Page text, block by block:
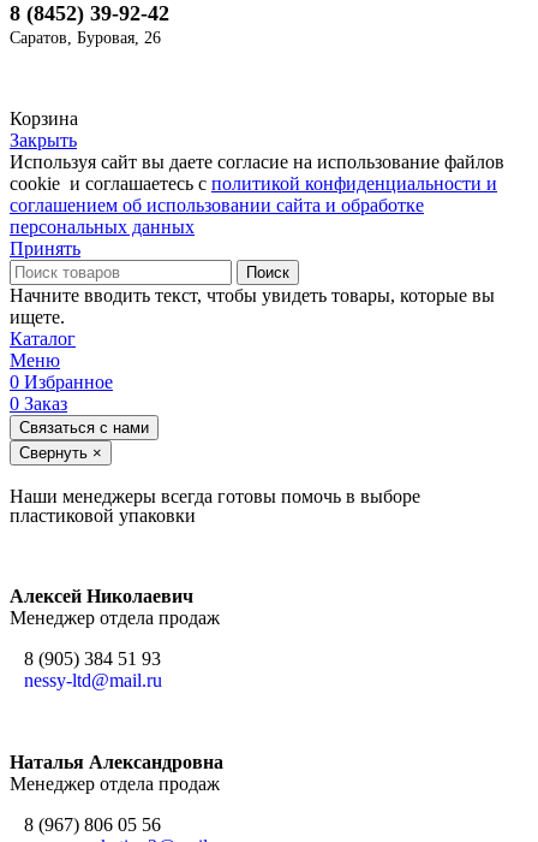
8 (8452) 39-92-42
Саратов, Буровая, 26
Корзина
Закрыть
Используя сайт вы даете согласие на использование файлов
cookie и соглашаетесь с политикой конфиденциальности и
соглашением об использовании сайта и обработке
персональных данных
Принять
Поиск
Начните вводить текст, чтобы увидеть товары, которые вы
ищете.
Каталог
Меню
0 Избранное
0 Заказ
Связаться с нами
Свернуть ×
Наши менеджеры всегда готовы помочь в выборе
пластиковой упаковки
Алексей Николаевич
Менеджер отдела продаж
8 (905) 384 51 93
nessy-ltd@mail.ru
Наталья Александровна
Менеджер отдела продаж
8 (967) 806 05 56